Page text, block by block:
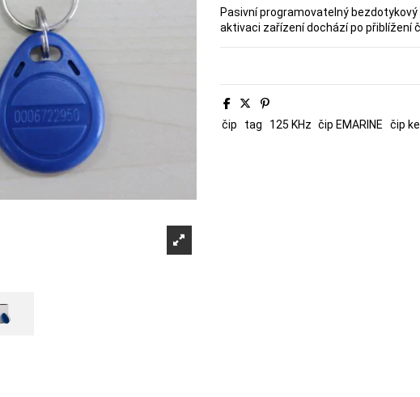
Pasivní programovatelný
aktivaci zařízení dochází po přiblížení
čip tag 125 KHz čip EMARINE čip